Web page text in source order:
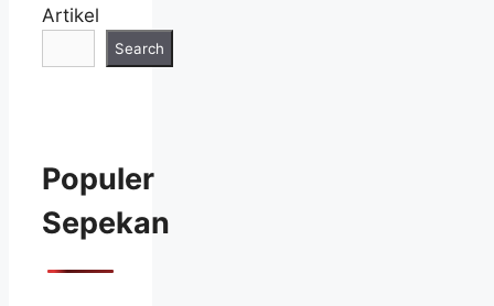
Artikel
Search
Populer
Sepekan